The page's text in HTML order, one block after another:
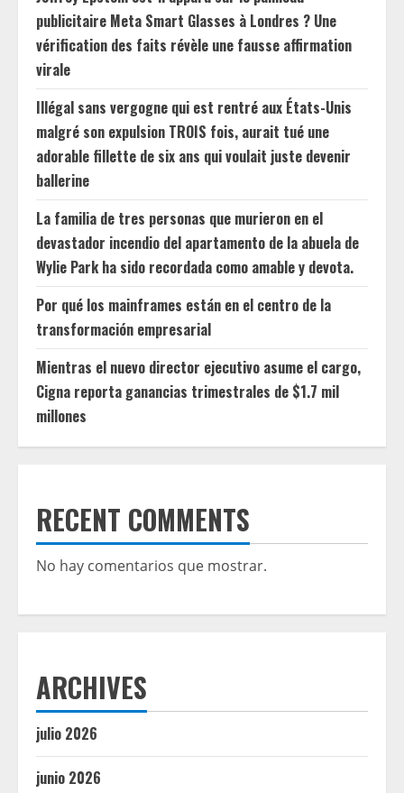
publicitaire Meta Smart Glasses à Londres ? Une
vérification des faits révèle une fausse affirmation
virale
Illégal sans vergogne qui est rentré aux États-Unis
malgré son expulsion TROIS fois, aurait tué une
adorable fillette de six ans qui voulait juste devenir
ballerine
La familia de tres personas que murieron en el
devastador incendio del apartamento de la abuela de
Wylie Park ha sido recordada como amable y devota.
Por qué los mainframes están en el centro de la
transformación empresarial
Mientras el nuevo director ejecutivo asume el cargo,
Cigna reporta ganancias trimestrales de $1.7 mil
millones
RECENT COMMENTS
No hay comentarios que mostrar.
ARCHIVES
julio 2026
junio 2026